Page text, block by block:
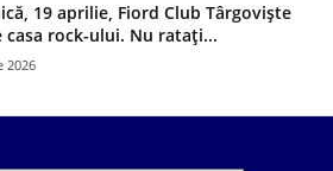
19 aprilie, Fiord Club Târgoviște
casa rock-ului. Nu ratați...
2026